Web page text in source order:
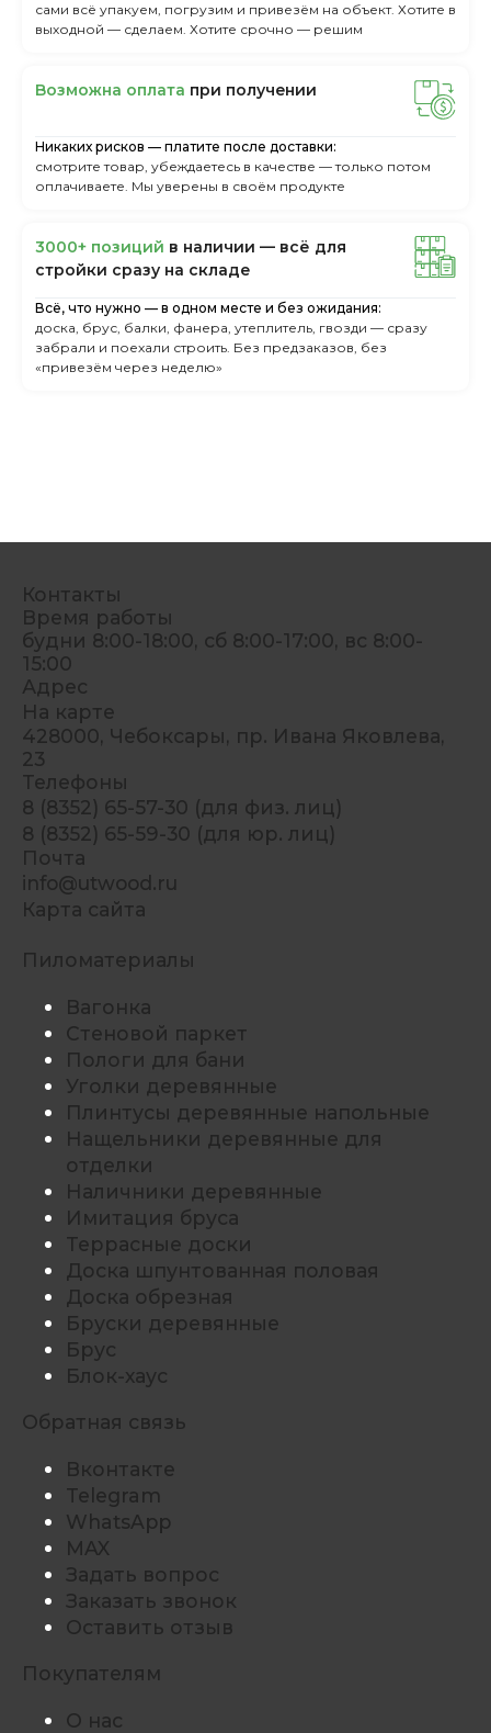
сами всё упакуем, погрузим и привезём на объект. Хотите в
выходной — сделаем. Хотите срочно — решим
Boзмoжнa oплaтa пpи пoлучeнии
Никаких рисков — платите после доставки:
смотрите товар, убеждаетесь в качестве — только потом
оплачиваете. Мы уверены в своём продукте
3000+ пoзиций в нaличии — вcё для
cтpoйки cpaзу нa cклaдe
Всё, что нужно — в одном месте и без ожидания:
доска, брус, балки, фанера, утеплитель, гвозди — сразу
забрали и поехали строить. Без предзаказов, без
«привезём через неделю»
Контакты
Время работы
будни 8:00-18:00, сб 8:00-17:00, вс 8:00-
15:00
Адрес
На карте
428000, Чебоксары, пр. Ивана Яковлева,
23
Телефоны
8 (8352) 65-57-30 (для физ. лиц)
8 (8352) 65-59-30 (для юр. лиц)
Почта
info@utwood.ru
Карта сайта
Пиломатериалы
Вагонка
Стеновой паркет
Пологи для бани
Уголки деревянные
Плинтусы деревянные напольные
Нащельники деревянные для
отделки
Наличники деревянные
Имитация бруса
Террасные доски
Доска шпунтованная половая
Доска обрезная
Бруски деревянные
Брус
Блок-хаус
Обратная связь
Вконтакте
Telegram
WhatsApp
MAX
Задать вопрос
Заказать звонок
Оставить отзыв
Покупателям
О нас